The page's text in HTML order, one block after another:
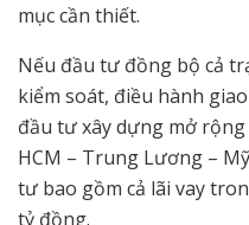
mục cần thiết.
Nếu đầu tư đồng bộ cả
kiểm soát, điều hành
đầu tư xây dựng mở
HCM – Trung Lương –
tư bao gồm cả lãi vay
tỷ đồng.